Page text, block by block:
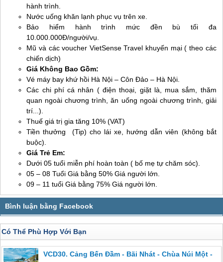
hành trình.
Nước uống khăn lạnh phục vụ trên xe.
Bảo hiểm hành trình mức đền bù tối đa
10.000.000Đ/người/vụ.
Mũ và các voucher VietSense Travel khuyến mại ( theo các
chiến dịch)
Giá Không Bao Gồm:
Vé máy bay khứ hồi Hà Nội –Côn Đảo – Hà Nội.
Các chi phí cá nhân ( điện thoại, giặt là, mua sắm, thăm
quan ngoài chương trình, ăn uống ngoài chương trình, giải
trí...).
Thuế giá trị gia tăng 10% (VAT)
Tiền thưởng (Tip) cho lái xe, hướng dẫn viên (không bắt
buộc).
Giá Trẻ Em:
Dưới 05 tuổi miễn phí hoàn toàn ( bố mẹ tự chăm sóc).
05 – 08 Tuổi Giá bằng 50% Giá người lớn.
09 – 11 tuổi Giá bằng 75% Giá người lớn.
Có Thể Phù Hợp Với Bạn
VCD30. Cảng Bến Đầm - Bãi Nhát - Chùa Núi Một -